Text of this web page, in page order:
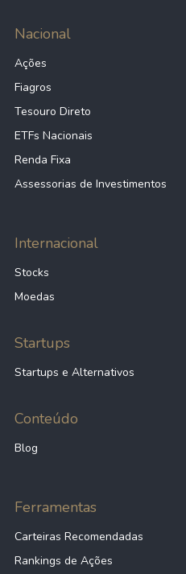
Nacional
Ações
Fiagros
Tesouro Direto
ETFs Nacionais
Renda Fixa
Assessorias de Investimentos
Internacional
Stocks
Moedas
Startups
Startups e Alternativos
Conteúdo
Blog
Ferramentas
Carteiras Recomendadas
Rankings de Ações